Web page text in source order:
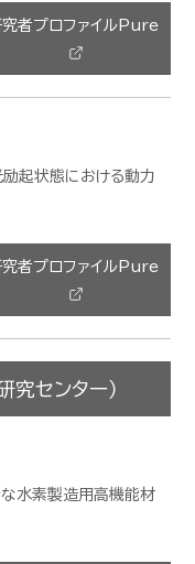
究者プロファイルPure
起状態における動力
究者プロファイルPure
センター）
水素製造用高機能材